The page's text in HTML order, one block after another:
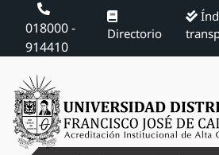
018000 -
914410
Directorio